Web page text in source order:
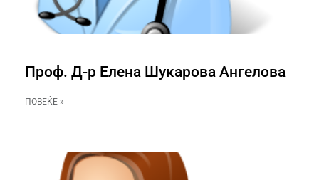
Проф. Д-р Елена Шукарова Ангелова
ПОВЕЌЕ »